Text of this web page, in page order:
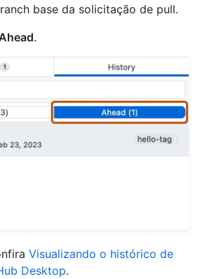
base da solicitação de pull.
Ahead.
Visualizando o histórico de
Desktop.